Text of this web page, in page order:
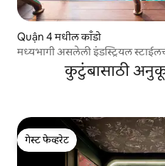
Quận 4 मधील काँडो
मध्यभागी असलेली इंडस्ट्रियल
कुटुंबासाठी
गेस्ट फेव्हरेट
गेस्ट फेव्हरेट